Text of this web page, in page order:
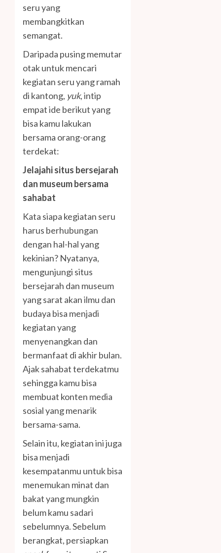
seru yang
membangkitkan
semangat.
Daripada pusing memutar
otak untuk mencari
kegiatan seru yang ramah
di kantong, yuk, intip
empat ide berikut yang
bisa kamu lakukan
bersama orang-orang
terdekat:
Jelajahi situs bersejarah
dan museum bersama
sahabat
Kata siapa kegiatan seru
harus berhubungan
dengan hal-hal yang
kekinian? Nyatanya,
mengunjungi situs
bersejarah dan museum
yang sarat akan ilmu dan
budaya bisa menjadi
kegiatan yang
menyenangkan dan
bermanfaat di akhir bulan.
Ajak sahabat terdekatmu
sehingga kamu bisa
membuat konten media
sosial yang menarik
bersama-sama.
Selain itu, kegiatan ini juga
bisa menjadi
kesempatanmu untuk bisa
menemukan minat dan
bakat yang mungkin
belum kamu sadari
sebelumnya. Sebelum
berangkat, persiapkan